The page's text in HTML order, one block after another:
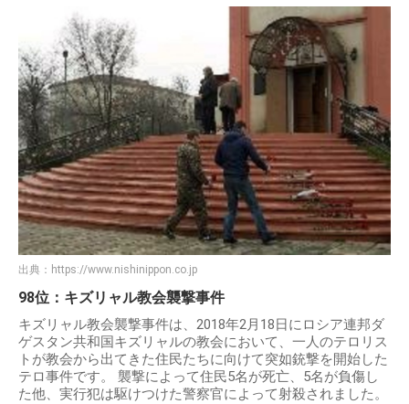
出典： https://www.nishinippon.co.jp
98位：キズリャル教会襲撃事件
キズリャル教会襲撃事件は、2018年2月18日にロシア連邦ダ
ゲスタン共和国キズリャルの教会において、一人のテロリス
トが教会から出てきた住民たちに向けて突如銃撃を開始した
テロ事件です。 襲撃によって住民5名が死亡、5名が負傷し
た他、実行犯は駆けつけた警察官によって射殺されました。